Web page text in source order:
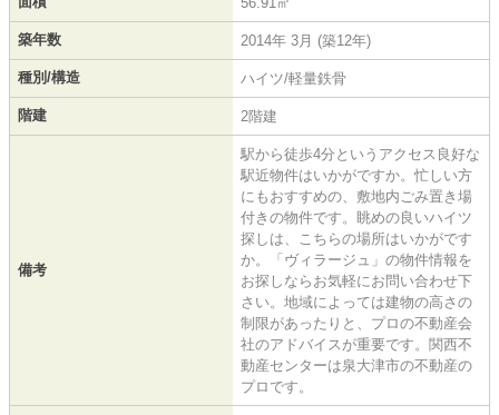
築年数 2014年 3月 (築12年)
種別/構造 ハイツ/軽量鉄骨
階建 2階建
備考
駅から徒歩4分というアクセス良好な
駅近物件はいかがですか。忙しい方
にもおすすめの、敷地内ごみ置き場
付きの物件です。眺めの良いハイツ
探しは、こちらの場所はいかがです
か。「ヴィラージュ」の物件情報を
お探しならお気軽にお問い合わせ下
さい。地域によっては建物の高さの
制限があったりと、プロの不動産会
社のアドバイスが重要です。関西不
動産センターは泉大津市の不動産の
プロです。